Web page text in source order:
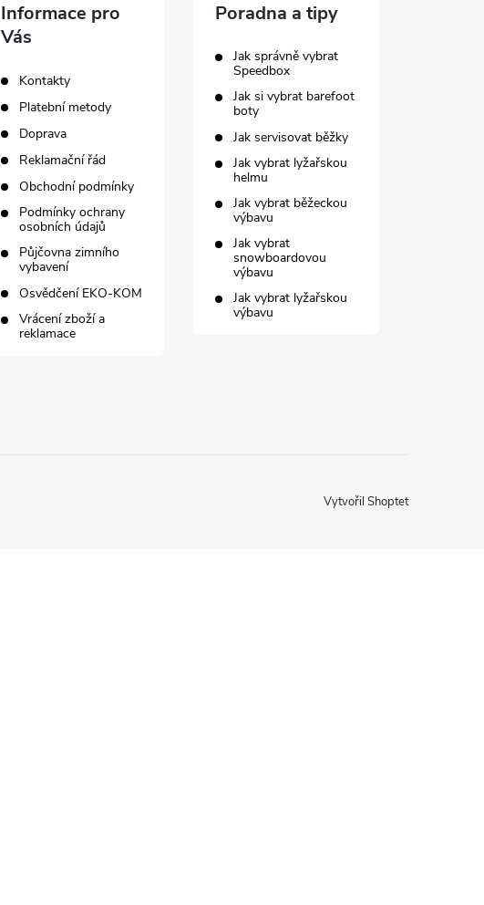
Informace pro
Vás
Kontakty
Platební metody
Doprava
Reklamační řád
Obchodní podmínky
Podmínky ochrany
osobních údajů
Půjčovna zimního
vybavení
Osvědčení EKO-KOM
Vrácení zboží a
reklamace
Poradna a tipy
Jak správně vybrat
Speedbox
Jak si vybrat barefoot
boty
Jak servisovat běžky
Jak vybrat lyžařskou
helmu
Jak vybrat běžeckou
výbavu
Jak vybrat
snowboardovou
výbavu
Jak vybrat lyžařskou
výbavu
Vytvořil Shoptet